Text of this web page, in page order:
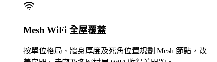
Mesh WiFi 全屋覆蓋
按單位格局、牆身厚度及死角位置規劃 Mesh 節點，改